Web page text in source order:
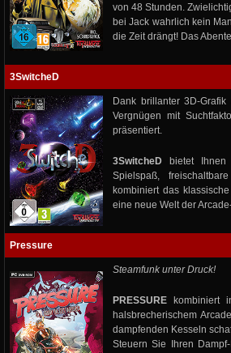
von 48 Stunden.
bei Jack wahrlich kein
die Zeit drängt! Das
3SwitcheD
Dank brillanter 3D-
Vergnügen mit
präsentiert.
3SwitcheD bietet Ihnen
Spielspaß,
kombiniert das
eine neue Welt der
Pressure
Steamfunk unter Druck!
PRESSURE kombiniert
halsbrecherischem
dampfenden Kesseln
Steuern Sie Ihren